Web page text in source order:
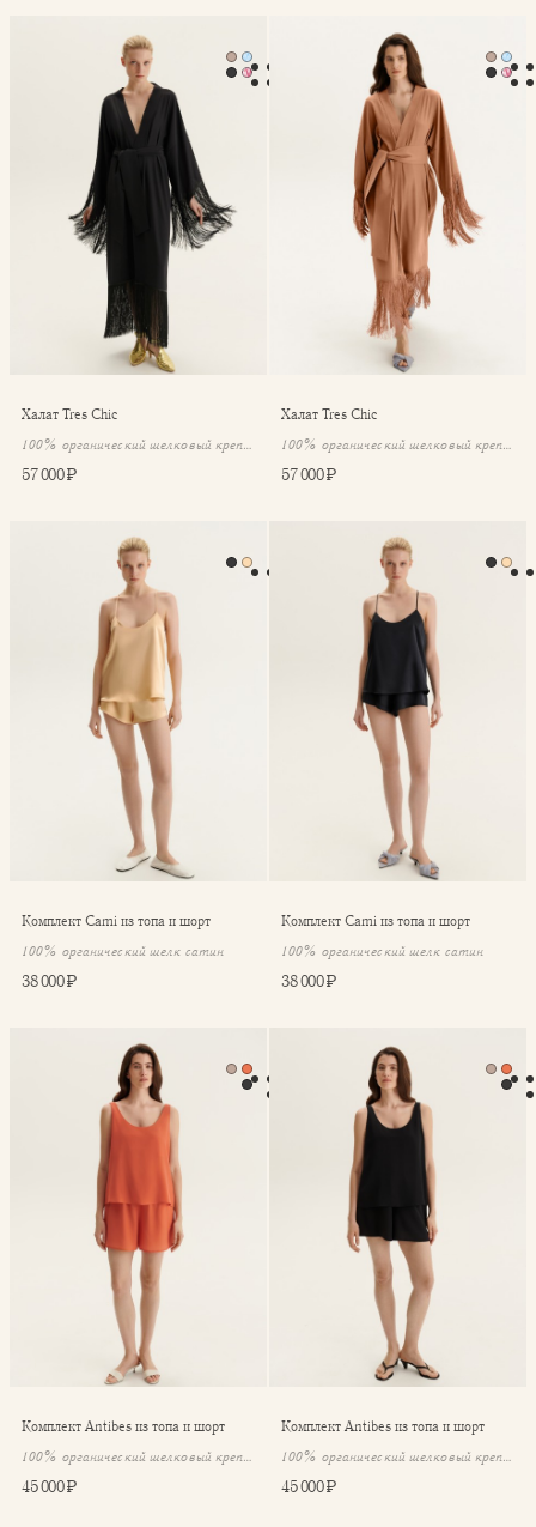
Халат Tres Chic
Халат Tres Chic
100% органический шелковый крепдешин
57 000 ₽
Халат Tres Chic
Халат Tres Chic
100% органический шелковый крепдешин
57 000 ₽
⁠⁠Комплект Cami из топа и шорт
⁠⁠Комплект Cami из топа и шорт
100% органический шелк сатин
38 000 ₽
⁠⁠Комплект Cami из топа и
⁠⁠Комплект Cami из топа и шорт
100% органический шелк сатин
38 000 ₽
⁠⁠Комплект Antibes из топа и шорт
⁠⁠Комплект Antibes из топа и шорт
100% органический шелковый крепдешин
45 000 ₽
⁠⁠Комплект Antibes из топа и
⁠⁠Комплект Antibes из топа и шорт
100% органический шелковый крепдешин
45 000 ₽